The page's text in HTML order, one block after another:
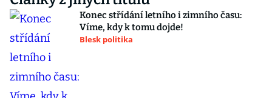
Konec střídání letního i zimního času:
Víme, kdy k tomu dojde!
Blesk politika